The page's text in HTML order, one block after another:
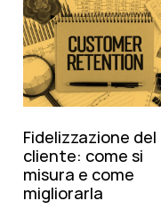
Fidelizzazione del
cliente: come si
misura e come
migliorarla